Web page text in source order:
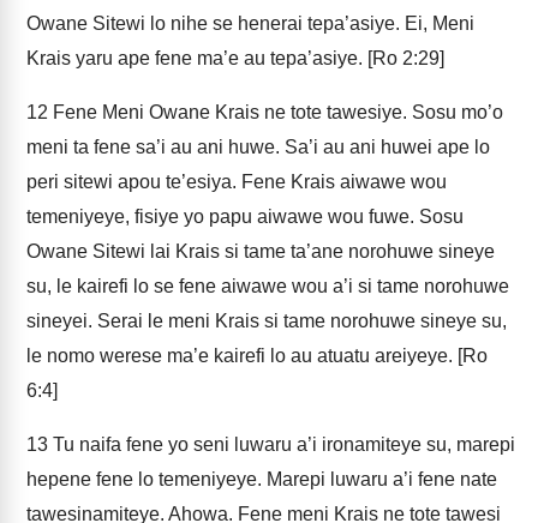
Owane Sitewi lo nihe se henerai tepa’asiye. Ei, Meni
Krais yaru ape fene ma’e au tepa’asiye. [Ro 2:29]
12 Fene Meni Owane Krais ne tote tawesiye. Sosu mo’o
meni ta fene sa’i au ani huwe. Sa’i au ani huwei ape lo
peri sitewi apou te’esiya. Fene Krais aiwawe wou
temeniyeye, fisiye yo papu aiwawe wou fuwe. Sosu
Owane Sitewi lai Krais si tame ta’ane norohuwe sineye
su, le kairefi lo se fene aiwawe wou a’i si tame norohuwe
sineyei. Serai le meni Krais si tame norohuwe sineye su,
le nomo werese ma’e kairefi lo au atuatu areiyeye. [Ro
6:4]
13 Tu naifa fene yo seni luwaru a’i ironamiteye su, marepi
hepene fene lo temeniyeye. Marepi luwaru a’i fene nate
tawesinamiteye. Ahowa. Fene meni Krais ne tote tawesi